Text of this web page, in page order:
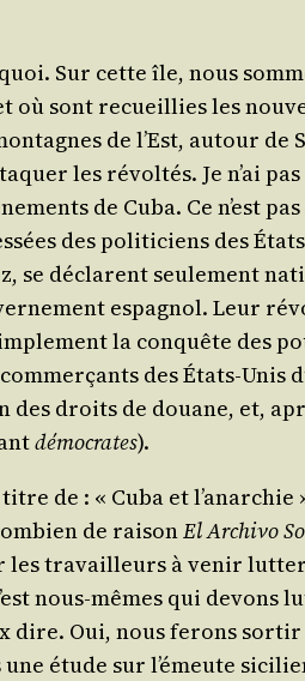
Sur cette île, nous
où sont recueillies les
de l’Est, autour de
les révol­tés. Je n’ai
de Cuba. Ce n’est
des poli­ti­ciens des
se déclarent seule­ment
espa­gnol. Leur
la conquête des
des États-Unis
droits de douane, et,
démo­crates).
de : « Cuba et l’a­nar­chie
de rai­sonEl Archi­vo
les tra­vailleurs à venir
nous-mêmes qui devons
dire. Oui, nous ferons
étude sur l’é­meute